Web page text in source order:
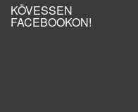
KÖVESSEN
FACEBOOKON!